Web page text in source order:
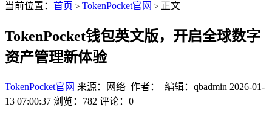
当前位置： 首页 > TokenPocket官网 > 正文
TokenPocket钱包英文版，开启全球数字
资产管理新体验
TokenPocket官网 来源：网络 作者： 编辑：qbadmin 2026-01-
13 07:00:37 浏览：782 评论：0